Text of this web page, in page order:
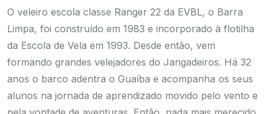
O veleiro escola classe Ranger 22 da EVBL, o Barra
Limpa, foi construído em 1983 e incorporado à flotilha
da Escola de Vela em 1993. Desde então, vem
formando grandes velejadores do Jangadeiros. Há 32
anos o barco adentra o Guaíba e acompanha os seus
alunos na jornada de aprendizado movido pelo vento e